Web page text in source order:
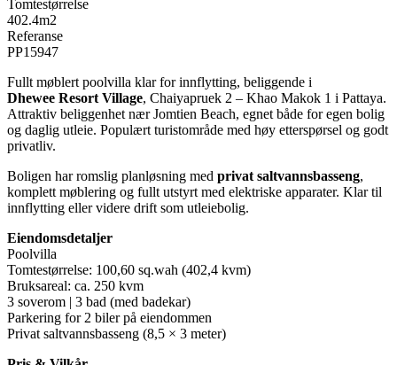
Tomtestørrelse
402.4m2
Referanse
PP15947
Fullt møblert poolvilla klar for innflytting, beliggende i
Dhewee Resort Village, Chaiyapruek 2 – Khao Makok 1 i Pattaya.
Attraktiv beliggenhet nær Jomtien Beach, egnet både for egen bolig
og daglig utleie. Populært turistområde med høy etterspørsel og godt
privatliv.
Boligen har romslig planløsning med privat saltvannsbasseng,
komplett møblering og fullt utstyrt med elektriske apparater. Klar til
innflytting eller videre drift som utleiebolig.
Eiendomsdetaljer
Poolvilla
Tomtestørrelse: 100,60 sq.wah (402,4 kvm)
Bruksareal: ca. 250 kvm
3 soverom | 3 bad (med badekar)
Parkering for 2 biler på eiendommen
Privat saltvannsbasseng (8,5 × 3 meter)